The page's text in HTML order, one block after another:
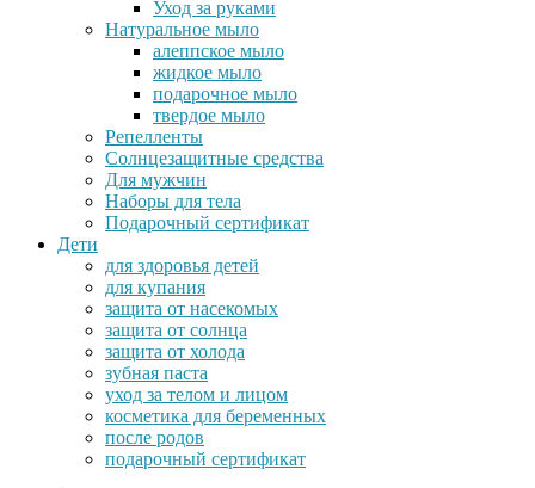
Уход за руками
Натуральное мыло
алеппское мыло
жидкое мыло
подарочное мыло
твердое мыло
Репелленты
Солнцезащитные средства
Для мужчин
Наборы для тела
Подарочный сертификат
Дети
для здоровья детей
для купания
защита от насекомых
защита от солнца
защита от холода
зубная паста
уход за телом и лицом
косметика для беременных
после родов
подарочный сертификат